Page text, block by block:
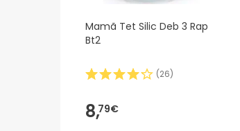
Mamã Tet Silic Deb 3 Rap
Bt2
(26)
8,79€